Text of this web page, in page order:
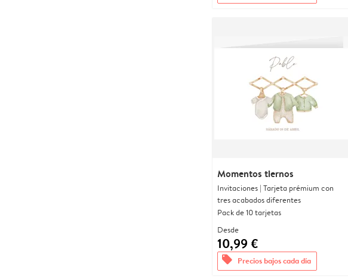
Momentos tiernos
Invitaciones | Tarjeta prémium con
tres acabados diferentes
Pack de 10 tarjetas
Desde
10,99 €
offers Precios bajos cada día